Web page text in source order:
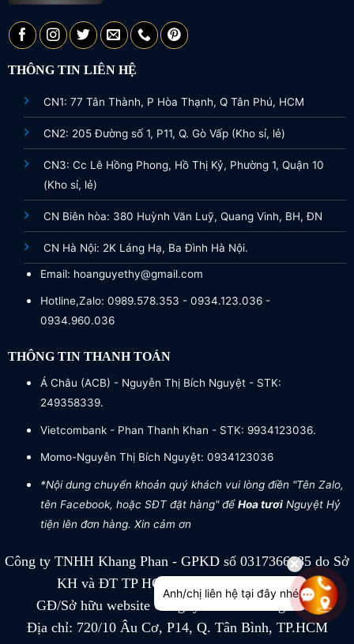
THÔNG TIN LIÊN HỆ
CN1: 77 Tân Thành, P Hòa Thạnh, Q Tân Phú, HCM
CN2: 205 Đường số 1, P11, Q. Gò Vấp (Kho sỉ, lẻ)
CN3: Cc Lê Hồng Phong, Hồ Thị Kỷ, Phường 1, Quận 10
(Kho sỉ, lẻ)
CN Biên hòa: 380 Huỳnh Văn Luỹ, Quang Vinh, BH, ĐN
CN Hà Nội: 2K Láng Hạ, Ba Đình Hà Nội.
Email: hoanguyethy@gmail.com
Hotline,Zalo: 0989.578.353 - 0934.123.036 -
0934.960.036
THÔNG TIN THANH TOÁN
Á Châu (ACB) - Nguyễn Thị Bích Nguyệt - STK:
249358339.
Vietcombank - Phan Thanh Khan - STK: 9934123036.
Momo-Nguyễn Thị Bích Nguyệt: 0934123036
*Nội dung chuyển khoản quý khách vui lòng điền "Tên Zalo,
tên Facebook, hoặc SĐT đặt hàng" đểHoa tươiNguyệt Hỷ
tiện lên đơn hàng. Xin cảm ơn
Công ty TNHH Khang Phan - GPKD số 0317366885 do Sở
KH và ĐT TP HCM cấp ngày 04/07/2022
GĐ/Sở hữu website Công ty TNHH Khang Phan
Địa chỉ: 720/10 Âu Cơ, P14, Q. Tân Bình, TP.HCM
Anh/chị liên hệ tại đây nhé